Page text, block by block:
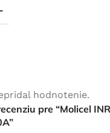
hodnotenie.
pre “Molicel